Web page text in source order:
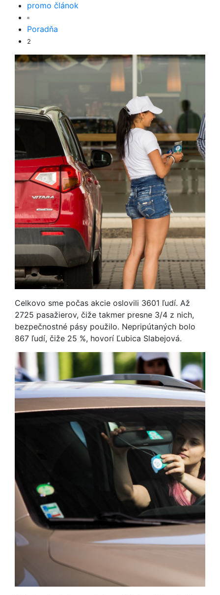
promo článok
Poradňa
2
Celkovo sme počas akcie oslovili 3601 ľudí. Až
2725 pasažierov, čiže takmer presne 3/4 z nich,
bezpečnostné pásy použilo. Nepripútaných bolo
867 ľudí, čiže 25 %, hovorí Ľubica Slabejová.